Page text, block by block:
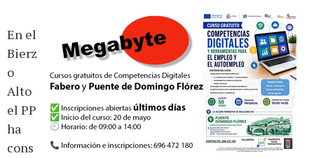
En el
Bierz
o
Alto
el PP
ha
cons